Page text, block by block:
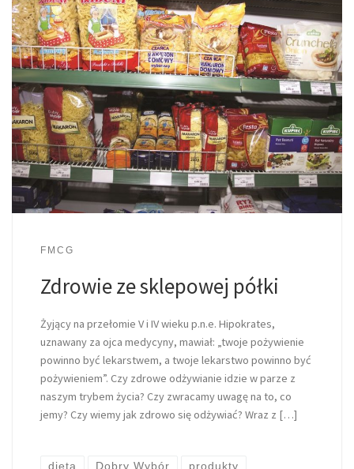
FMCG
Zdrowie ze sklepowej półki
Żyjący na przełomie V i IV wieku p.n.e. Hipokrates,
uznawany za ojca medycyny, mawiał: „twoje pożywienie
powinno być lekarstwem, a twoje lekarstwo powinno być
pożywieniem”. Czy zdrowe odżywianie idzie w parze z
naszym trybem życia? Czy zwracamy uwagę na to, co
jemy? Czy wiemy jak zdrowo się odżywiać? Wraz z […]
dieta Dobry Wybór produkty